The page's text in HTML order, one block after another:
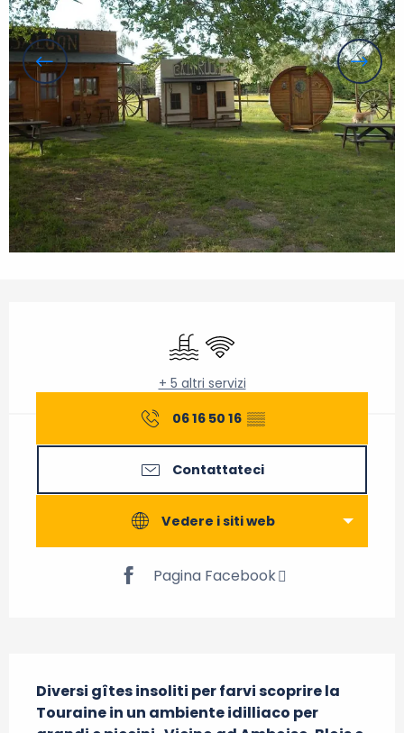
PiscinaWi-Fi
+ 5 altri servizi
06 16 50 16 ▒▒
Contattateci
Vedere i siti web
Pagina Facebook
Diversi gîtes insoliti per farvi scoprire la
Touraine in un ambiente idilliaco per